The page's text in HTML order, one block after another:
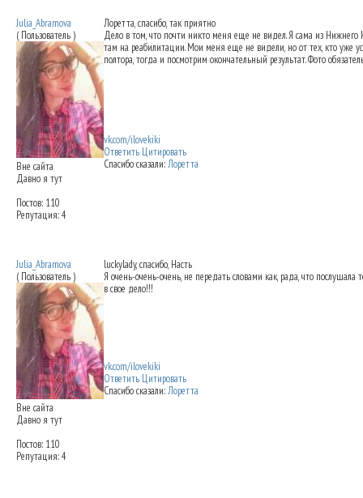
Julia_Abramova
( Пользователь )
Вне сайта
Давно я тут
Постов: 110
Репутация: 4
Лоретта, спасибо, так приятно
Дело в том, что почти никто меня еще не видел. Я сама из Нижнего
там на реабилитации. Мои меня еще не видели, но от тех, кто уже
полтора, тогда и посмотрим окончательный результат. Фото
vk.com/ilovekiki
Ответить Цитировать
Спасибо сказали:Лоретта
Julia_Abramova
( Пользователь )
Вне сайта
Давно я тут
Постов: 110
Репутация: 4
luckylady, спасибо, Насть
Я очень-очень-очень, не передать словами как, рада, что
в свое дело!!!
vk.com/ilovekiki
Ответить Цитировать
Спасибо сказали:Лоретта